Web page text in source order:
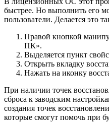
быстрее. Но выполнить его
пользователи. Делается это
Правой кнопкой
ПК».
Выделяется пункт
Открыть вкладку
Нажать на иконку
При наличии точек
сброса к заводским
создания точек
которые смогут помочь при